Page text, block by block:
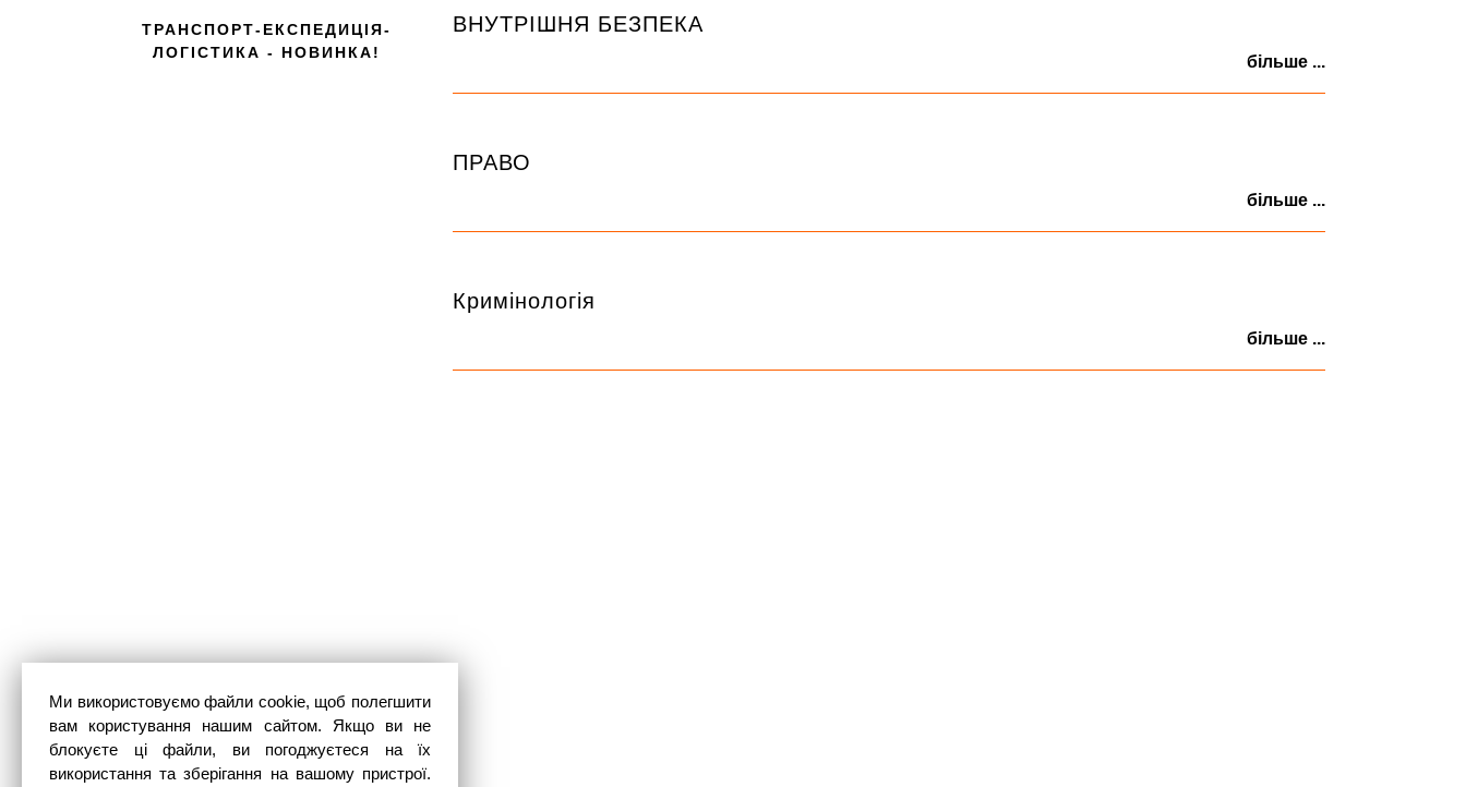
Ми використовуємо файли cookie, щоб полегшити
вам користування нашим сайтом. Якщо ви не
блокуєте ці файли, ви погоджуєтеся на їх
використання та зберігання на вашому пристрої.
ТРАНСПОРТ-ЕКСПЕДИЦІЯ-
ЛОГІСТИКА - НОВИНКА!
ВНУТРІШНЯ БЕЗПЕКА
більше ...
ПРАВО
більше ...
Кримінологія
більше ...